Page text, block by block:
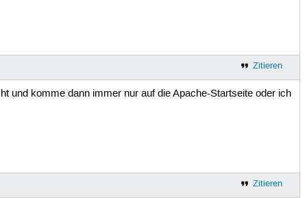
Zitieren
und komme dann immer nur auf die Apache-Startseite oder ich
Zitieren